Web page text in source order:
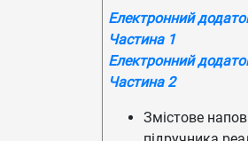
Електронний
Частина 1
Електронний
Частина 2
Змістове